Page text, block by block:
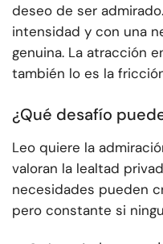
deseo de ser
intensidad y con una
genuina. La atracción
también lo es la
¿Qué desafío
Leo quiere la
valoran la lealtad
necesidades pueden
pero constante si